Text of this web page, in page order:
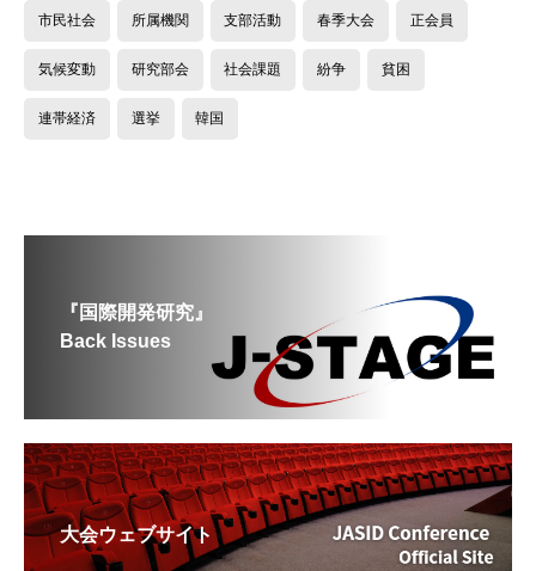
市民社会 所属機関 支部活動 春季大会 正会員
気候変動 研究部会 社会課題 紛争 貧困
連帯経済 選挙 韓国
『国際開発研究』
Back Issues
大会ウェブサイト